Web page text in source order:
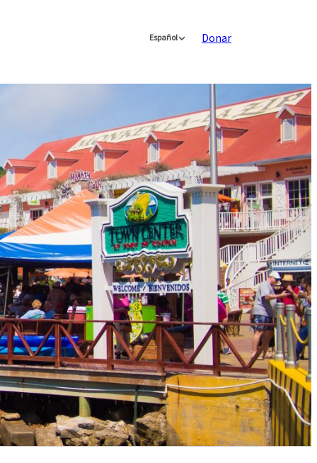
Español Donar